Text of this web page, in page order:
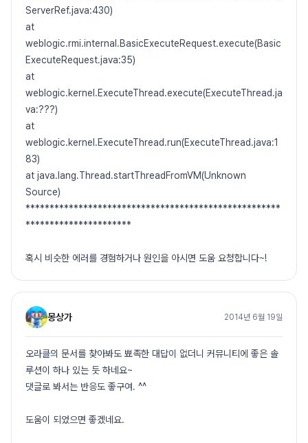
ServerRef.java:430)
at
weblogic.rmi.internal.BasicExecuteRequest.execute(Basic
ExecuteRequest.java:35)
at
weblogic.kernel.ExecuteThread.execute(ExecuteThread.ja
va:???)
at
weblogic.kernel.ExecuteThread.run(ExecuteThread.java:1
83)
at java.lang.Thread.startThreadFromVM(Unknown
Source)
*****************************************************
**********************
혹시 비슷한 에러를 경험하거나 원인을 아시면 도움 요청합니다~!
몽상가 2014년 6월 19일
오라클의 문서를 찾아봐도 뾰족한 대답이 없더니 커뮤니티에 좋은 솔
루션이 하나 있는 듯 하네요~
댓글로 봐서는 반응도 좋구여. ^^
도움이 되었으면 좋겠네요.